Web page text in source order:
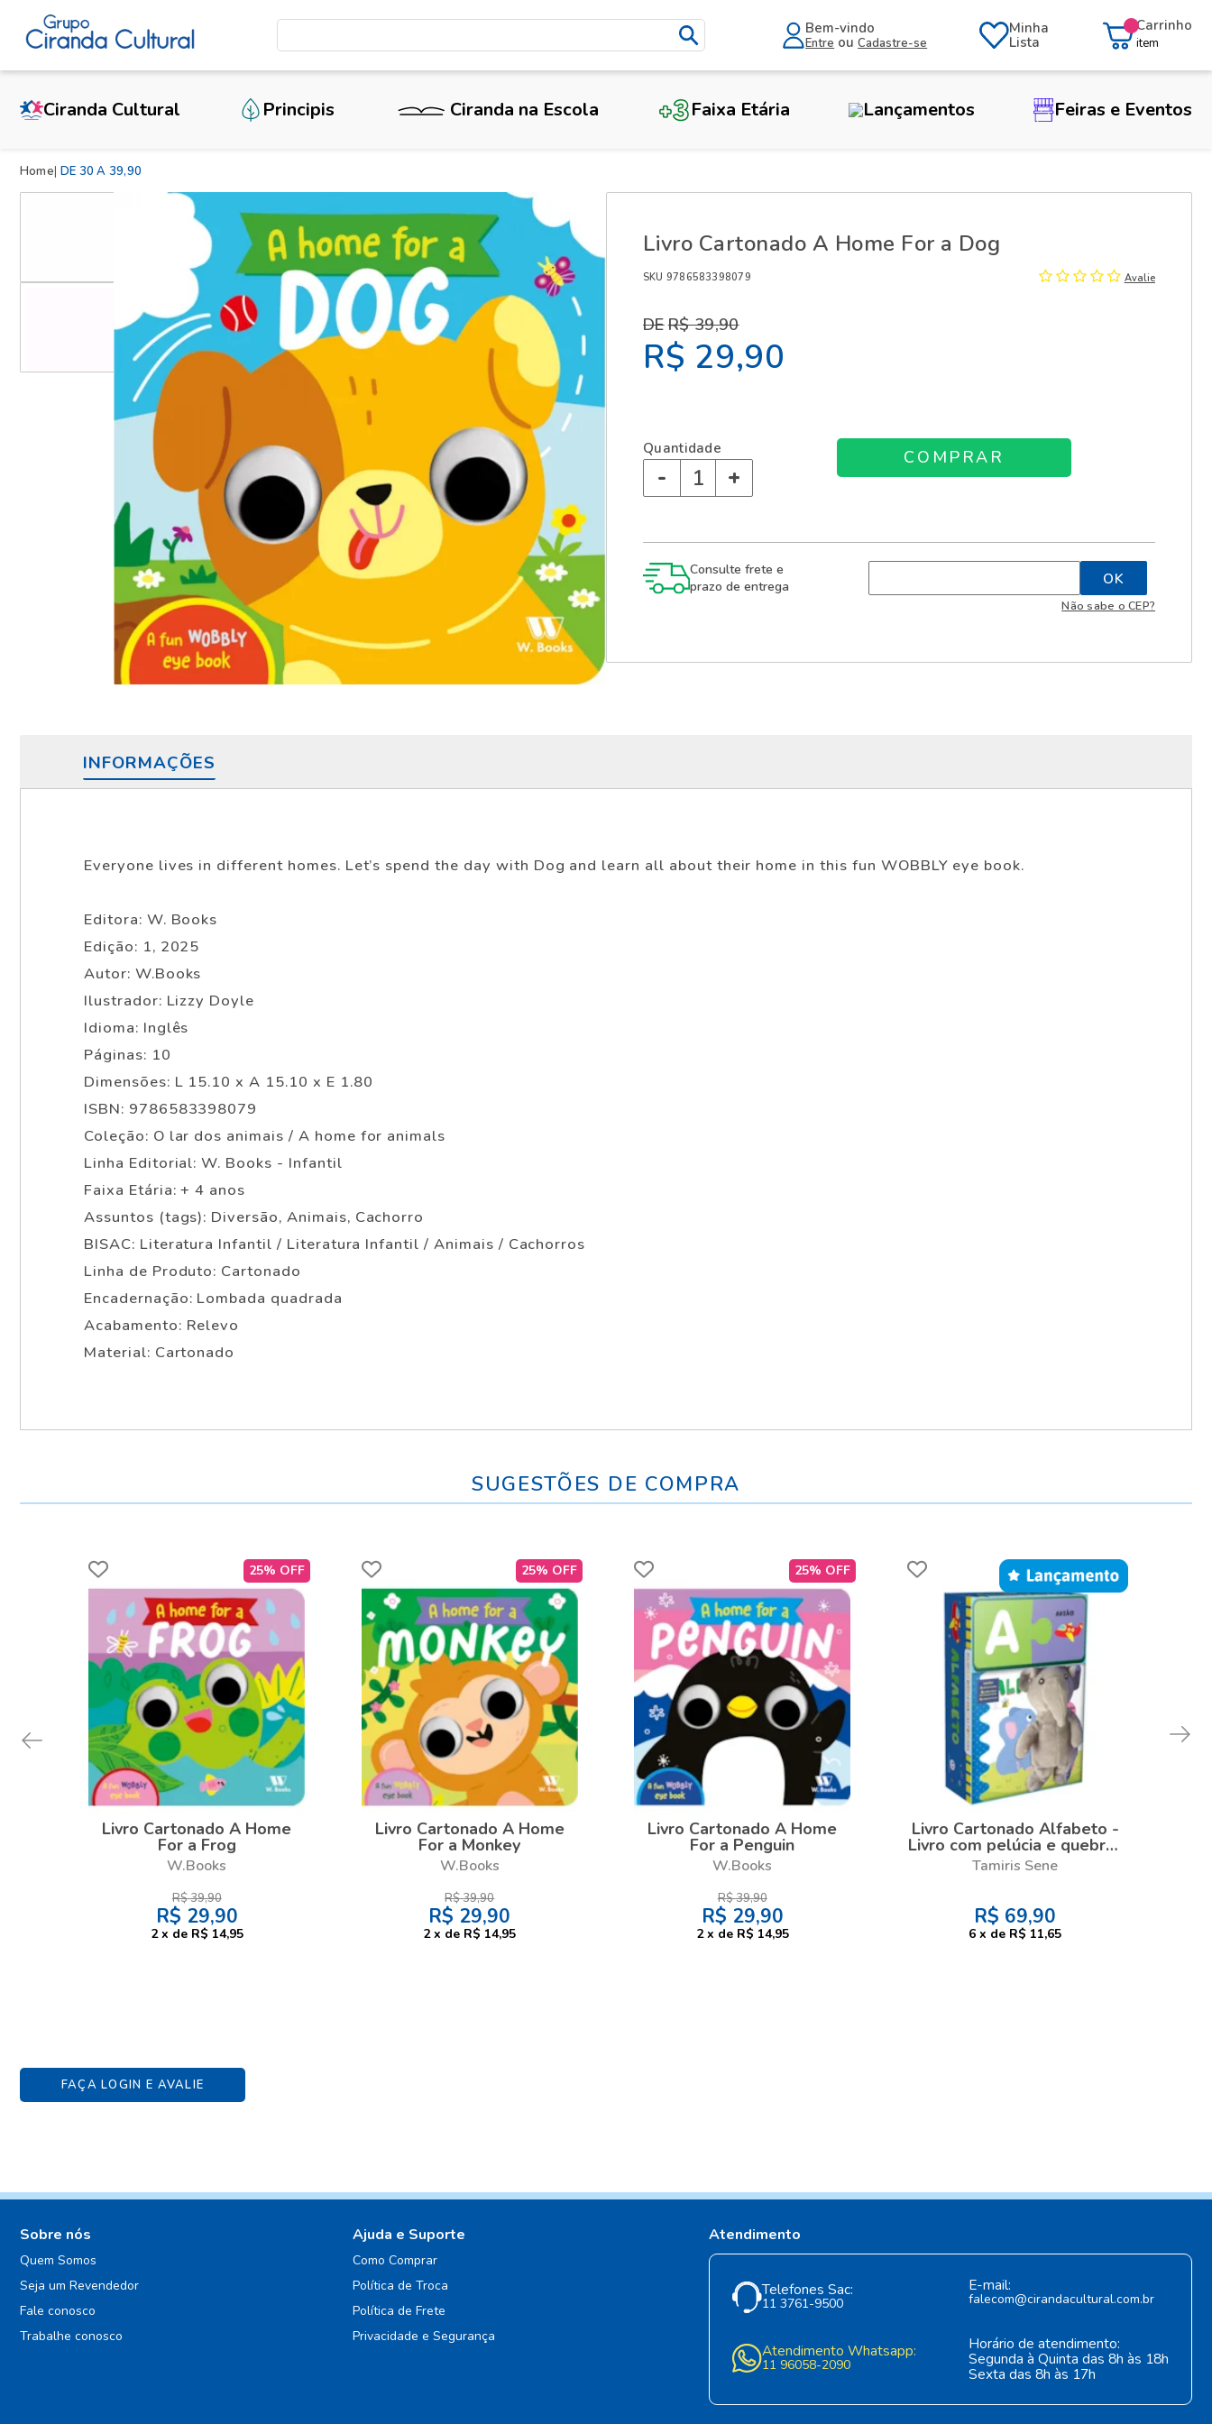
Bem-vindo
Entre ouCadastre-se
Minha
Lista
Carrinho
item
Ciranda Cultural Principis Ciranda na Escola Faixa Etária Lançamentos Feiras e Eventos
Home DE 30 A 39,90
Livro Cartonado A Home For a Dog
SKU 9786583398079 Avalie
R$ 39,90
R$ 29,90
Quantidade
- +
Consulte frete e
prazo de entrega
Não sabe o CEP?
INFORMAÇÕES
Everyone lives in different homes. Let’s spend the day with Dog and learn all about their home in this fun WOBBLY eye book.
Editora: W. Books
Edição: 1, 2025
Autor: W.Books
Ilustrador: Lizzy Doyle
Idioma: Inglês
Páginas: 10
Dimensões: L 15.10 x A 15.10 x E 1.80
ISBN: 9786583398079
Coleção: O lar dos animais / A home for animals
Linha Editorial: W. Books - Infantil
Faixa Etária: + 4 anos
Assuntos (tags): Diversão, Animais, Cachorro
BISAC: Literatura Infantil / Literatura Infantil / Animais / Cachorros
Linha de Produto: Cartonado
Encadernação: Lombada quadrada
Acabamento: Relevo
Material: Cartonado
SUGESTÕES DE COMPRA
25% OFF
Livro Cartonado A Home
For a Frog
W.Books
R$39,90
R$ 29,90
2 x de R$ 14,95
25% OFF
Livro Cartonado A Home
For a Monkey
W.Books
R$39,90
R$ 29,90
2 x de R$ 14,95
25% OFF
Livro Cartonado A Home
For a Penguin
W.Books
R$39,90
R$ 29,90
2 x de R$ 14,95
Livro Cartonado Alfabeto -
Livro com pelúcia e quebra-
cabeça
Tamiris Sene
R$ 69,90
6 x de R$ 11,65
FAÇA LOGIN E AVALIE
X
Sobre nós
Quem Somos
Seja um Revendedor
Fale conosco
Trabalhe conosco
Ajuda e Suporte
Como Comprar
Política de Troca
Política de Frete
Privacidade e Segurança
Atendimento
Telefones Sac:
11 3761-9500
E-mail:
falecom@cirandacultural.com.br
Atendimento Whatsapp:
11 96058-2090
Horário de atendimento:
Segunda à Quinta das 8h às 18h
Sexta das 8h às 17h